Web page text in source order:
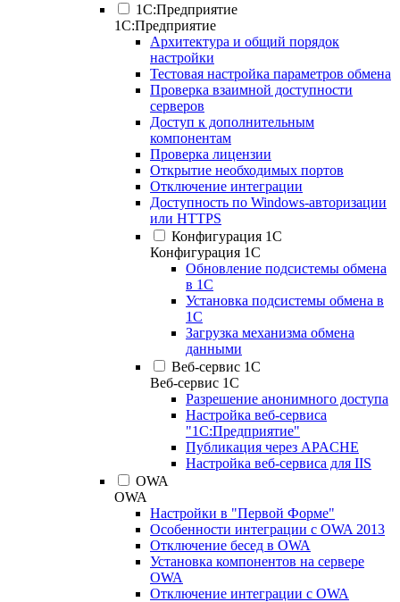
1С:Предприятие
1С:Предприятие
Архитектура и общий порядок
настройки
Тестовая настройка параметров обмена
Проверка взаимной доступности
серверов
Доступ к дополнительным
компонентам
Проверка лицензии
Открытие необходимых портов
Отключение интеграции
Доступность по Windows-авторизации
или HTTPS
Конфигурация 1С
Конфигурация 1С
Обновление подсистемы обмена
в 1С
Установка подсистемы обмена в
1С
Загрузка механизма обмена
данными
Веб-сервис 1С
Веб-сервис 1С
Разрешение анонимного доступа
Настройка веб-сервиса
"1С:Предприятие"
Публикация через APACHE
Настройка веб-сервиса для IIS
OWA
OWA
Настройки в "Первой Форме"
Особенности интеграции с OWA 2013
Отключение бесед в OWA
Установка компонентов на сервере
OWA
Отключение интеграции с OWA